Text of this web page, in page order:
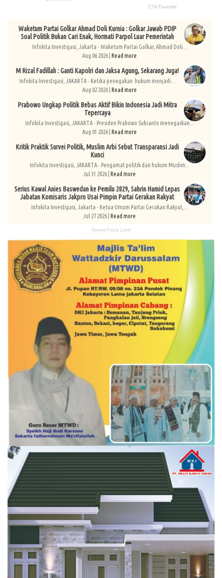
Waketum Partai Golkar Ahmad Doli Kurnia : Golkar Jawab PDIP
Soal Politik Bukan Cari Enak, Hormati Parpol Luar Pemerintah
Infokita Investigasi, Jakarta - Waketum Partai Golkar, Ahmad Doli...
Aug 06 2026 | Read more
M Rizal Fadillah : Ganti Kapolri dan Jaksa Agung, Sekarang Juga!
Infokita Investigasi, JAKARTA - Ketika penegakan hukum menjadi...
Aug 02 2026 | Read more
Prabowo Ungkap Politik Bebas Aktif Bikin Indonesia Jadi Mitra
Tepercaya
Infokita Investigasi, JAKARTA - Presiden Prabowo Subianto menegaskan...
Aug 01 2026 | Read more
Kritik Praktik Survei Politik, Muslim Arbi Sebut Transparansi Jadi
Kunci
Infokita Investigasi, JAKARTA - Pengamat politik dan hukum Muslim...
Jul 31 2026 | Read more
Serius Kawal Anies Baswedan ke Pemilu 2029, Sahrin Hamid Lepas
Jabatan Komisaris Jakpro Usai Pimpin Partai Gerakan Rakyat
Infokita Investigasi, Jakarta - Ketua Umum Partai Gerakan Rakyat,...
Jul 27 2026 | Read more
Recent Posts Label